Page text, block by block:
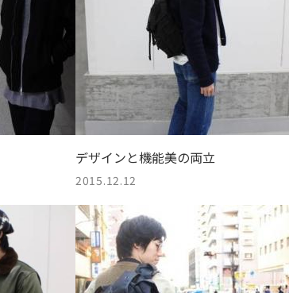
デザインと機能美の両立
2015.12.12